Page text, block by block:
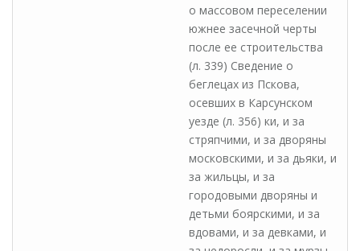
о массовом переселении
южнее засечной черты
после ее строительства
(л. 339) Сведение о
беглецах из Пскова,
осевших в Карсунском
уезде (л. 356) ки, и за
стряпчими, и за дворяны
московскими, и за дьяки, и
за жильцы, и за
городовыми дворяны и
детьми боярскими, и за
вдовами, и за девками, и